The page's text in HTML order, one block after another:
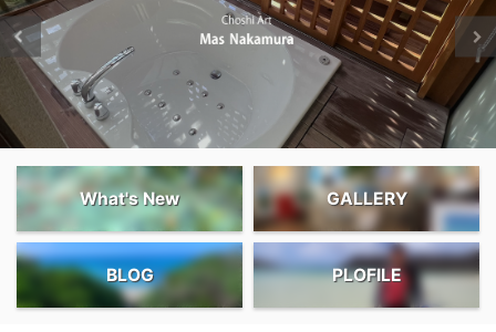
What's New GALLERY
BLOG PLOFILE